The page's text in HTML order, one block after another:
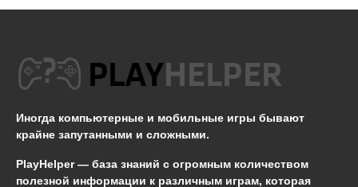
Иногда компьютерные и мобильные игры бывают
крайне запутанными и сложными.
PlayHelper — база знаний с огромным количеством
полезной информации к различным играм, которая